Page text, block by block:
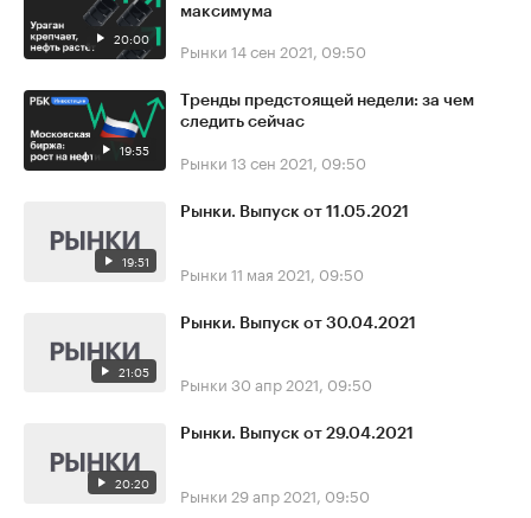
20:00
максимума
Рынки 14 сен 2021, 09:50
19:55
Тренды предстоящей недели: за чем
следить сейчас
Рынки 13 сен 2021, 09:50
19:51
Рынки. Выпуск от 11.05.2021
Рынки 11 мая 2021, 09:50
21:05
Рынки. Выпуск от 30.04.2021
Рынки 30 апр 2021, 09:50
20:20
Рынки. Выпуск от 29.04.2021
Рынки 29 апр 2021, 09:50